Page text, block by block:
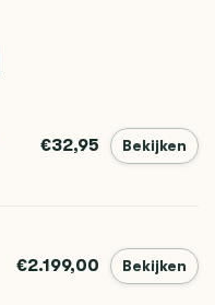
€32,95 Bekijken
€2.199,00 Bekijken